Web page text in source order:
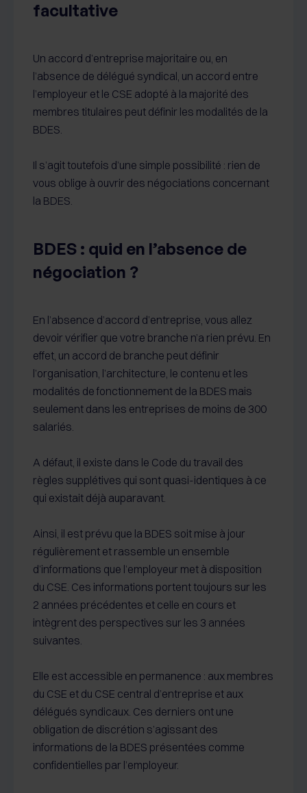
facultative
Un accord d’entreprise majoritaire ou, en
l’absence de délégué syndical, un accord entre
l’employeur et le CSE adopté à la majorité des
membres titulaires peut définir les modalités de la
BDES.
Il s’agit toutefois d’une simple possibilité : rien de
vous oblige à ouvrir des négociations concernant
la BDES.
BDES : quid en l’absence de
négociation ?
En l’absence d’accord d’entreprise, vous allez
devoir vérifier que votre branche n’a rien prévu. En
effet, un accord de branche peut définir
l’organisation, l’architecture, le contenu et les
modalités de fonctionnement de la BDES mais
seulement dans les entreprises de moins de 300
salariés.
A défaut, il existe dans le Code du travail des
règles supplétives qui sont quasi-identiques à ce
qui existait déjà auparavant.
Ainsi, il est prévu que la BDES soit mise à jour
régulièrement et rassemble un ensemble
d’informations que l’employeur met à disposition
du CSE. Ces informations portent toujours sur les
2 années précédentes et celle en cours et
intègrent des perspectives sur les 3 années
suivantes.
Elle est accessible en permanence : aux membres
du CSE et du CSE central d’entreprise et aux
délégués syndicaux. Ces derniers ont une
obligation de discrétion s’agissant des
informations de la BDES présentées comme
confidentielles par l’employeur.